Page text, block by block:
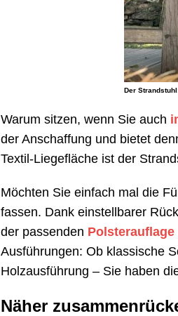
Der
Warum sitzen, wenn Sie auch
der Anschaffung und bietet
Textil-Liegefläche ist der
Möchten Sie einfach mal die
fassen. Dank einstellbarer
der passenden Polsterauflage
Ausführungen: Ob klassische
Holzausführung – Sie haben
Näher